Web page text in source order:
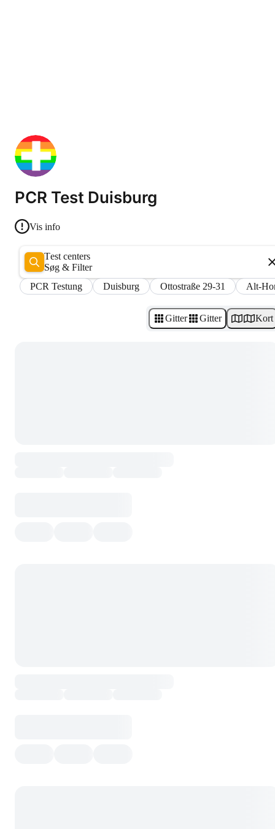
PCR Test Duisburg
Vis info
Test centers
Søg & Filter
PCR Testung
Duisburg Ottostraße 29-31 Alt-
Gitter Gitter Kort